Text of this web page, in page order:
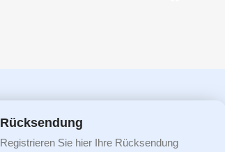
Rücksendung
Registrieren Sie hier Ihre Rücksendung